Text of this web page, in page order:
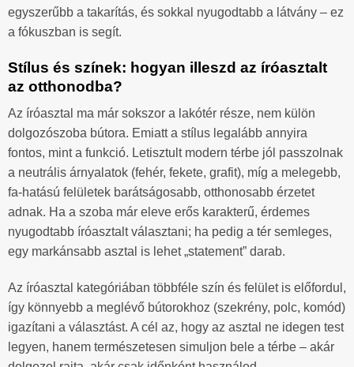
egyszerűbb a takarítás, és sokkal nyugodtabb a látvány – ez
a fókuszban is segít.
Stílus és színek: hogyan illeszd az íróasztalt
az otthonodba?
Az íróasztal ma már sokszor a lakótér része, nem külön
dolgozószoba bútora. Emiatt a stílus legalább annyira
fontos, mint a funkció. Letisztult modern térbe jól passzolnak
a neutrális árnyalatok (fehér, fekete, grafit), míg a melegebb,
fa-hatású felületek barátságosabb, otthonosabb érzetet
adnak. Ha a szoba már eleve erős karakterű, érdemes
nyugodtabb íróasztalt választani; ha pedig a tér semleges,
egy markánsabb asztal is lehet „statement” darab.
Az íróasztal kategóriában többféle szín és felület is előfordul,
így könnyebb a meglévő bútorokhoz (szekrény, polc, komód)
igazítani a választást. A cél az, hogy az asztal ne idegen test
legyen, hanem természetesen simuljon bele a térbe – akár